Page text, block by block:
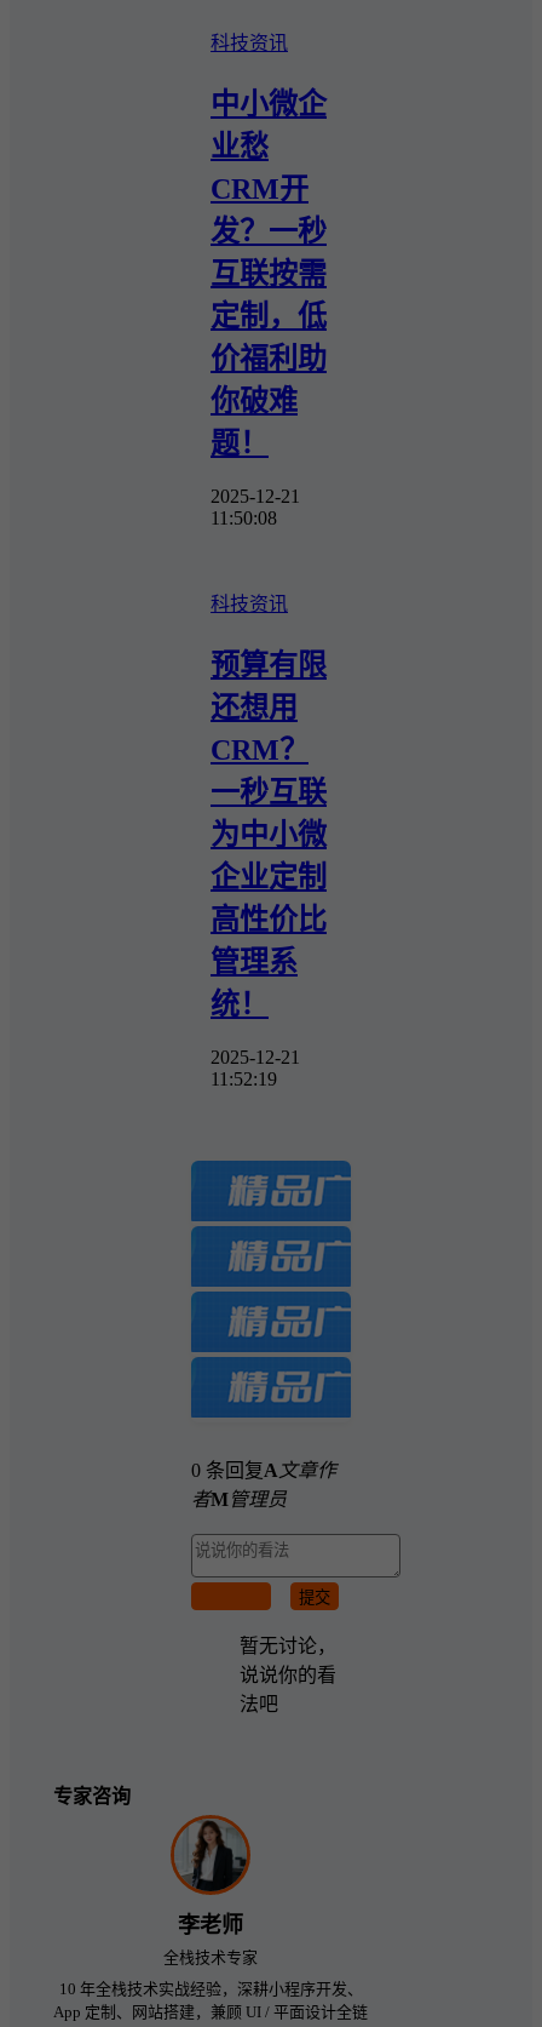
科技资讯
中小微企
业愁
CRM开
发？一秒
互联按需
定制，低
价福利助
你破难
题！
2025-12-21
11:50:08
科技资讯
预算有限
还想用
CRM？
一秒互联
为中小微
企业定制
高性价比
管理系
统！
2025-12-21
11:52:19
0 条回复A 文章作
者M管理员
提交
暂无讨论，
说说你的看
法吧
专家咨询
李老师
全栈技术专家
10 年全栈技术实战经验，深耕小程序开发、
App 定制、网站搭建，兼顾 UI / 平面设计全链